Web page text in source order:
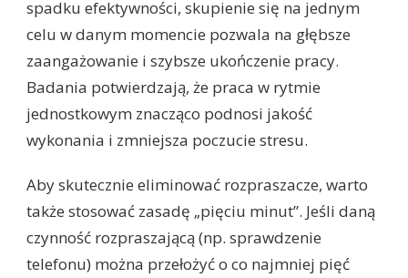
spadku efektywności, skupienie się na jednym
celu w danym momencie pozwala na głębsze
zaangażowanie i szybsze ukończenie pracy.
Badania potwierdzają, że praca w rytmie
jednostkowym znacząco podnosi jakość
wykonania i zmniejsza poczucie stresu.
Aby skutecznie eliminować rozpraszacze, warto
także stosować zasadę „pięciu minut”. Jeśli daną
czynność rozpraszającą (np. sprawdzenie
telefonu) można przełożyć o co najmniej pięć